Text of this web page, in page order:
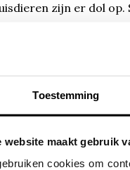
Toestemming
website maakt gebruik
cookies om
zijn er dol
grond. Zaait
ga uit van ongeveer
tijdelijk 3 stuks